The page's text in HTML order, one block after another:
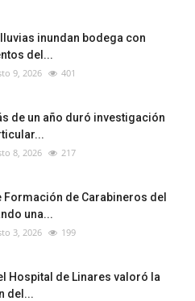
inundan bodega con
del...
9, 2026 401
de un año duró investigación
8, 2026 217
Formación de Carabineros del
una...
3, 2026 199
Hospital de Linares valoró la
del...